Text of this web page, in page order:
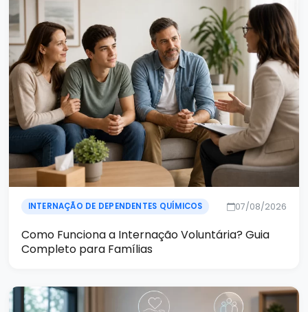
INTERNAÇÃO DE DEPENDENTES QUÍMICOS 07/08/2026
Como Funciona a Internação Voluntária? Guia
Completo para Famílias